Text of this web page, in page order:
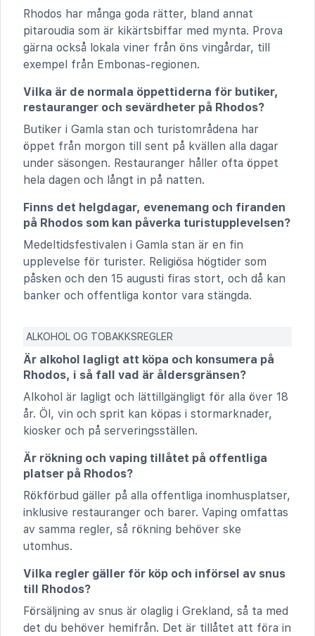
Rhodos har många goda rätter, bland annat
pitaroudia som är kikärtsbiffar med mynta. Prova
gärna också lokala viner från öns vingårdar, till
exempel från Embonas-regionen.
Vilka är de normala öppettiderna för butiker,
restauranger och sevärdheter på Rhodos?
Butiker i Gamla stan och turistområdena har
öppet från morgon till sent på kvällen alla dagar
under säsongen. Restauranger håller ofta öppet
hela dagen och långt in på natten.
Finns det helgdagar, evenemang och firanden
på Rhodos som kan påverka turistupplevelsen?
Medeltidsfestivalen i Gamla stan är en fin
upplevelse för turister. Religiösa högtider som
påsken och den 15 augusti firas stort, och då kan
banker och offentliga kontor vara stängda.
ALKOHOL OG TOBAKKSREGLER
Är alkohol lagligt att köpa och konsumera på
Rhodos, i så fall vad är åldersgränsen?
Alkohol är lagligt och lättillgängligt för alla över 18
år. Öl, vin och sprit kan köpas i stormarknader,
kiosker och på serveringsställen.
Är rökning och vaping tillåtet på offentliga
platser på Rhodos?
Rökförbud gäller på alla offentliga inomhusplatser,
inklusive restauranger och barer. Vaping omfattas
av samma regler, så rökning behöver ske
utomhus.
Vilka regler gäller för köp och införsel av snus
till Rhodos?
Försäljning av snus är olaglig i Grekland, så ta med
det du behöver hemifrån. Det är tillåtet att föra in